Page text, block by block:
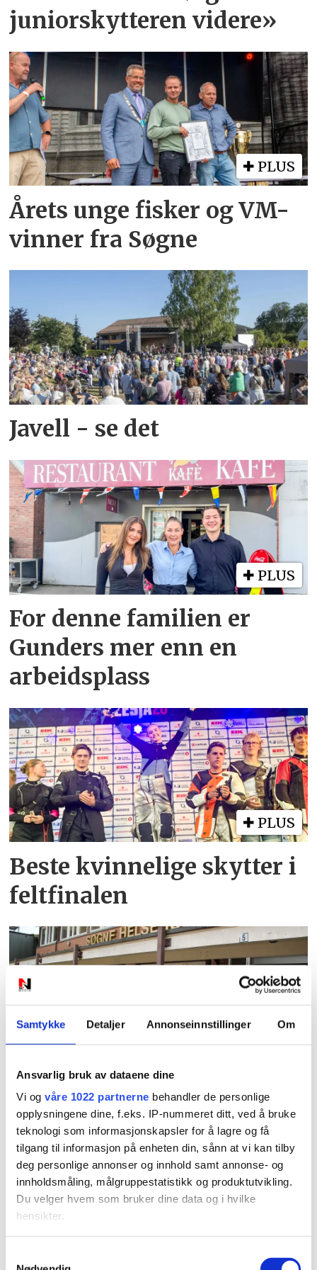
Samtykke Detaljer Annonseinnstillinger Om
Ansvarlig bruk av dataene dine
Vi og våre 1022 partnerne behandler de personlige
opplysningene dine, f.eks. IP-nummeret ditt, ved å bruke
teknologi som informasjonskapsler for å lagre og få
tilgang til informasjon på enheten din, sånn at vi kan tilby
deg personlige annonser og innhold samt annonse- og
innholdsmåling, målgruppestatistikk og produktutvikling.
Du velger hvem som bruker dine data og i hvilke
hensikter.
juniorskytteren videre»
PLUS
Årets unge fisker og VM-
vinner fra Søgne
Javell - se det
PLUS
For denne familien er
Gunders mer enn en
arbeidsplass
PLUS
Beste kvinnelige skytter i
feltfinalen
PLUS
Leger får betalt for å la
være å sykmelde
PLUS